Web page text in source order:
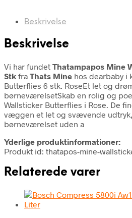
Beskrivelse
Beskrivelse
Vi har fundet Thatampapos Mine
Stk fra Thats Mine hos dearbaby i
Butterflies 6 stk. RoseEt let og
børneværelsetSkab en rolig og
Wallsticker Butterflies i Rose. De
væggen et let og svævende
børneværelset uden a
Yderlige produktinformationer:
Produkt id: thatapos-mine-
Relaterede varer